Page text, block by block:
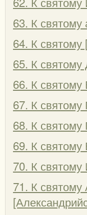
63. К святому
64. К святому
65. К
66. К
67. К святому
68. К святому
69. К
70. К святому
71. К